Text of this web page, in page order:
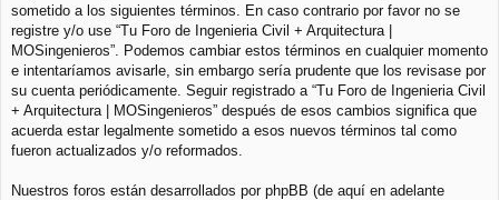
sometido a los siguientes términos. En caso contrario por favor no se
registre y/o use “Tu Foro de Ingenieria Civil + Arquitectura |
MOSingenieros”. Podemos cambiar estos términos en cualquier momento
e intentaríamos avisarle, sin embargo sería prudente que los revisase por
su cuenta periódicamente. Seguir registrado a “Tu Foro de Ingenieria Civil
+ Arquitectura | MOSingenieros” después de esos cambios significa que
acuerda estar legalmente sometido a esos nuevos términos tal como
fueron actualizados y/o reformados.
Nuestros foros están desarrollados por phpBB (de aquí en adelante